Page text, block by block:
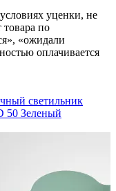
уценки, не
товара по
«ожидали
оплачивается
светильник
50 Зеленый